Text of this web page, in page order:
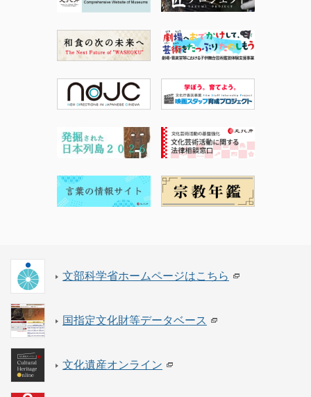
文部科学省ホームページはこちら
国指定文化財等データベース
文化遺産オンライン